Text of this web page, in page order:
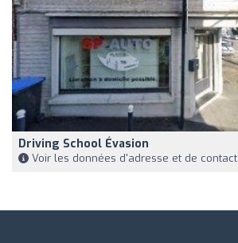
Driving School Évasion
Voir les données d'adresse et de contact